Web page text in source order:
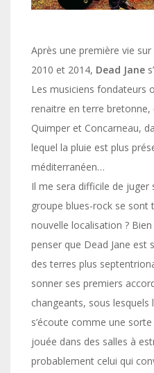
Après une première vie
2010 et 2014, Dead Jane
Les musiciens fondateurs
renaitre en terre
Quimper et Concarneau,
lequel la pluie est plus
méditerranéen…
Il me sera difficile de
groupe blues-rock se sont
nouvelle localisation ?
penser que Dead Jane est
des terres plus
sonner ses premiers
changeants, sous
s’écoute comme une
jouée dans des salles à
probablement celui qui